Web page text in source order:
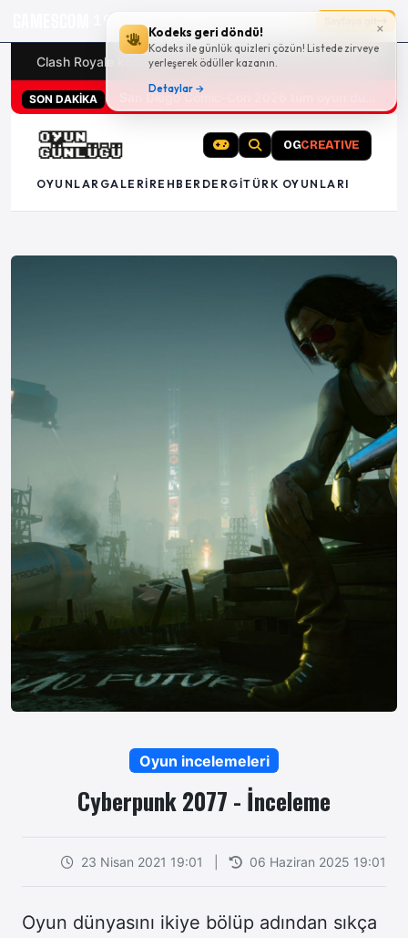
×
Kodeks geri döndü!
Kodeks ile günlük quizleri çözün! Listede zirveye
yerleşerek ödüller kazanın.
Detaylar →
19g 09:26:02
Clash Royale kodları Türk oyunları (PC ve konsollar) -
SON DAKİKA
OGCREATIVE
OYUNLAR GALERI REHBER DERGITÜRK OYUNLARI
Oyun incelemeleri
Cyberpunk 2077 - İnceleme
23 Nisan 2021 19:01 06 Haziran 2025 19:01
Oyun dünyasını ikiye bölüp adından sıkça